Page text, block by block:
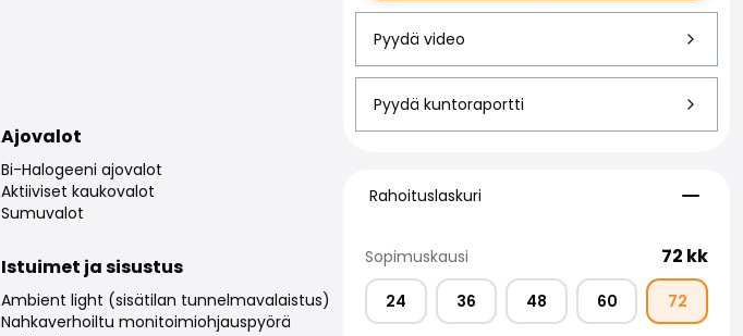
Ajovalot
Bi-Halogeeni ajovalot
Aktiiviset kaukovalot
Sumuvalot
Istuimet ja sisustus
Ambient light (sisätilan tunnelmavalaistus)
Nahkaverhoiltu monitoimiohjauspyörä
Pyydä video
Pyydä kuntoraportti
Rahoituslaskuri
Rahoituslaskuri
Sopimuskausi 72 kk
24 36 48 60 72